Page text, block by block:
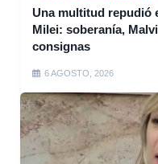
Una multitud repudió
Milei: soberanía,
consignas
6 AGOSTO, 2026